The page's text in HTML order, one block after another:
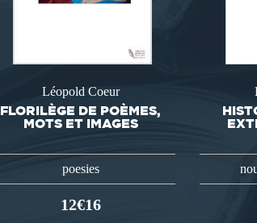
Léopold Coeur
FLORILÈGE DE POÈMES,
MOTS ET IMAGES
poesies
12€16